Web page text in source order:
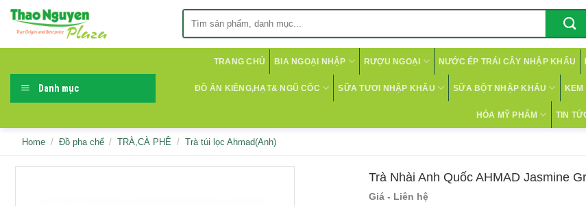
Skip
Danh mục
TRANG CHỦ BIA NGOẠI NHẬP RƯỢU NGOẠI NƯỚC ÉP TRÁI CÂY NHẬP KHẨU
ĐỒ ĂN KIÊNG,HẠT& NGŨ CỐC SỮA TƯƠI NHẬP KHẨU SỮA BỘT NHẬP KHẨU KEM
HÓA MỸ PHẨM TIN
Home / Đồ pha chế / TRÀ,CÀ PHÊ / Trà túi lọc Ahmad(Anh)
Trà Nhài Anh Quốc AHMAD Jasmine
Giá - Liên hệ